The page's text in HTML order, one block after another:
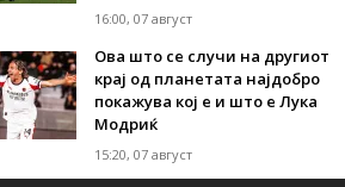
16:00, 07 август
Ова што се случи на другиот
крај од планетата најдобро
покажува кој е и што е Лука
Модриќ
15:20, 07 август